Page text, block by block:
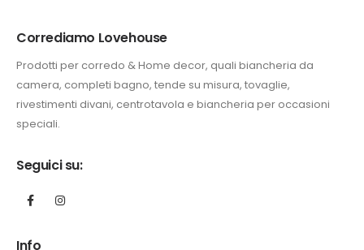
Corrediamo Lovehouse
Prodotti per corredo & Home decor, quali biancheria da
camera, completi bagno, tende su misura, tovaglie,
rivestimenti divani, centrotavola e biancheria per occasioni
speciali.
Seguici su:
Info